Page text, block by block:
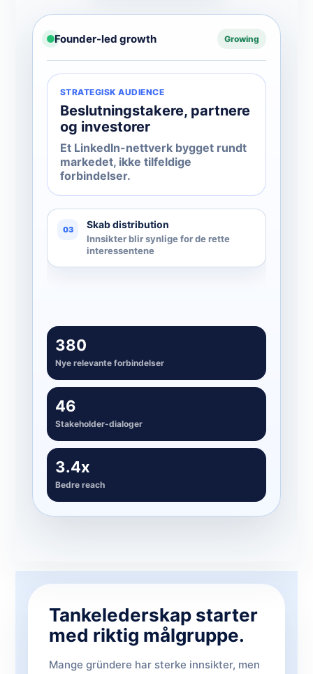
Founder-led growth Growing
STRATEGISK AUDIENCE
Beslutningstakere, partnere
og investorer
Et LinkedIn-nettverk bygget rundt
markedet, ikke tilfeldige
forbindelser.
03 Skab distribution
Innsikter blir synlige for de rette
interessentene
380
Nye relevante forbindelser
46
Stakeholder-dialoger
3.4x
Bedre reach
Tankelederskap starter
med riktig målgruppe.
Mange gründere har sterke innsikter, men